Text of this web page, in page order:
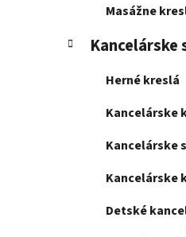
Masážne
Herné kreslá
Kancelárske
Kancelárske
Kancelárske
Detské